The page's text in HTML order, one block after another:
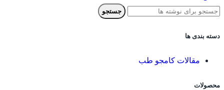
جستجو
دسته بندی ها
مقالات کامجو طب
محصولات